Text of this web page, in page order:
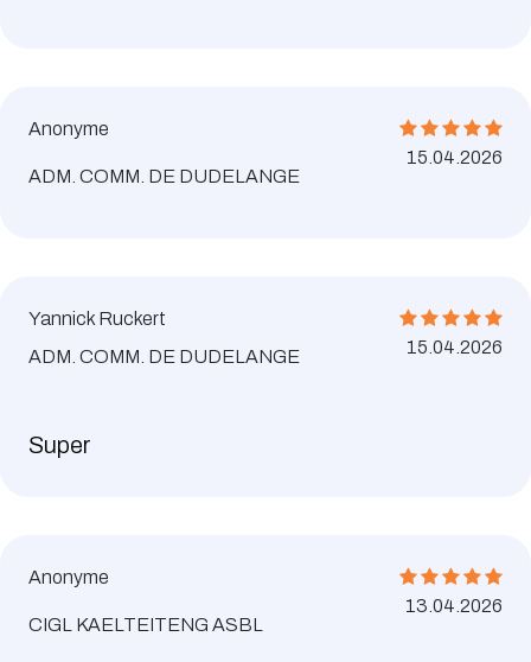
Anonyme
ADM. COMM. DE DUDELANGE
15.04.2026
Yannick Ruckert
ADM. COMM. DE DUDELANGE
15.04.2026
Super
Anonyme
CIGL KAELTEITENG ASBL
13.04.2026